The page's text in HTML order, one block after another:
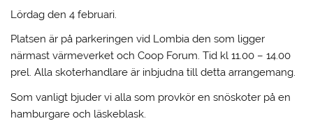
Lördag den 4 februari.
Platsen är på parkeringen vid Lombia den som ligger
närmast värmeverket och Coop Forum. Tid kl 11.00 – 14.00
prel. Alla skoterhandlare är inbjudna till detta arrangemang.
Som vanligt bjuder vi alla som provkör en snöskoter på en
hamburgare och läskeblask.